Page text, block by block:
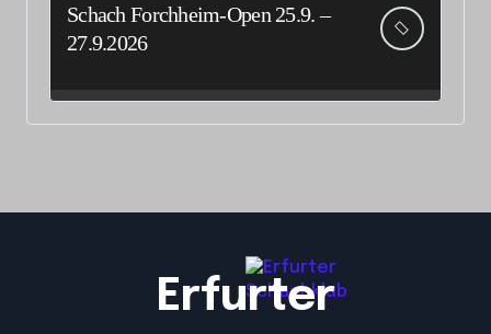
Schach Forchheim-Open 25.9. –
27.9.2026
Erfurter